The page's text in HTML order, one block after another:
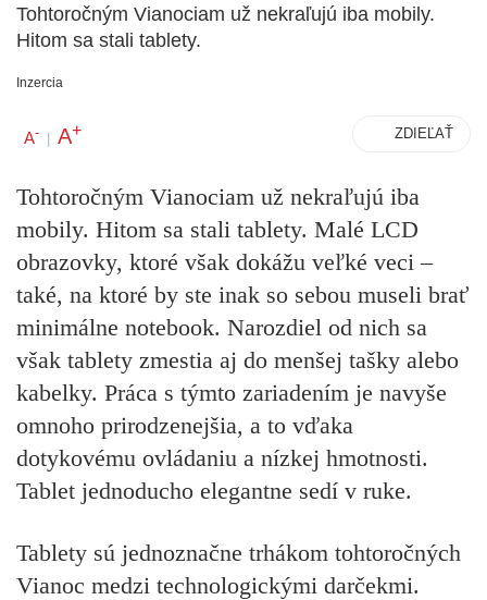
Tohtoročným Vianociam už nekraľujú iba mobily.
Hitom sa stali tablety.
Inzercia
A- | A+ ZDIEĽAŤ
Tohtoročným Vianociam už nekraľujú iba
mobily. Hitom sa stali tablety. Malé LCD
obrazovky, ktoré však dokážu veľké veci –
také, na ktoré by ste inak so sebou museli brať
minimálne notebook. Narozdiel od nich sa
však tablety zmestia aj do menšej tašky alebo
kabelky. Práca s týmto zariadením je navyše
omnoho prirodzenejšia, a to vďaka
dotykovému ovládaniu a nízkej hmotnosti.
Tablet jednoducho elegantne sedí v ruke.
Tablety sú jednoznačne trhákom tohtoročných
Vianoc medzi technologickými darčekmi.